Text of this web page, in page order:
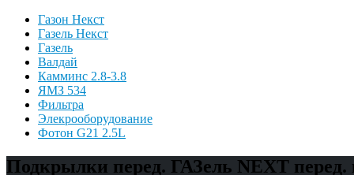
Газон Некст
Газель Некст
Газель
Валдай
Камминс 2.8-3.8
ЯМЗ 534
Фильтра
Элекрооборудование
Фотон G21 2.5L
Подкрылки перед. ГАЗель NEXT перед.